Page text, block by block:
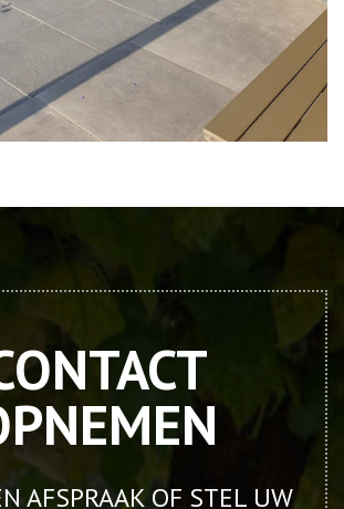
AFSPRAAK OF STEL UW